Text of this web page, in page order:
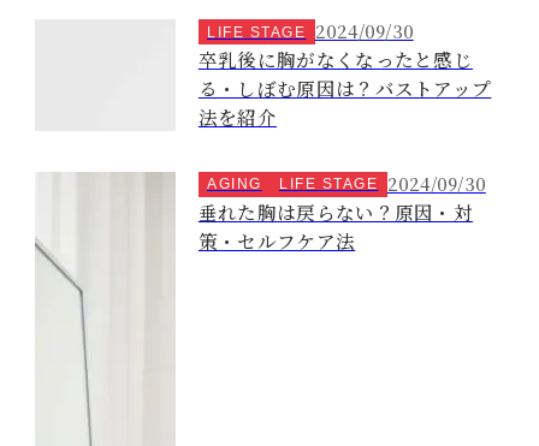
LIFE STAGE 2024/09/30
卒乳後に胸がなくなったと感じ
る・しぼむ原因は？バストアップ
法を紹介
AGING LIFE STAGE 2024/09/30
垂れた胸は戻らない？原因・対
策・セルフケア法